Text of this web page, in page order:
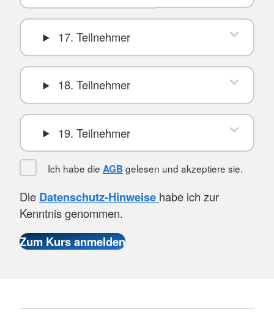
17. Teilnehmer
18. Teilnehmer
19. Teilnehmer
Ich habe die AGB gelesen und akzeptiere sie.
Die Datenschutz-Hinweise habe ich zur
Kenntnis genommen.